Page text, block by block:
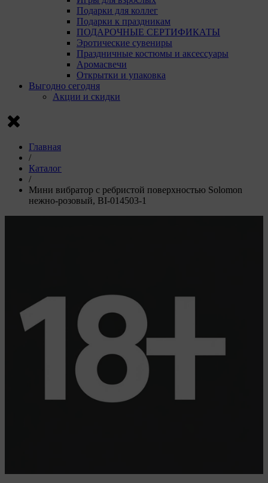
Подарки для коллег
Подарки к праздникам
ПОДАРОЧНЫЕ СЕРТИФИКАТЫ
Эротические сувениры
Праздничные костюмы и аксессуары
Аромасвечи
Открытки и упаковка
Выгодно сегодня
Акции и скидки
Главная
/
Каталог
/
Мини вибратор с ребристой поверхностью Solomon
нежно-розовый, BI-014503-1